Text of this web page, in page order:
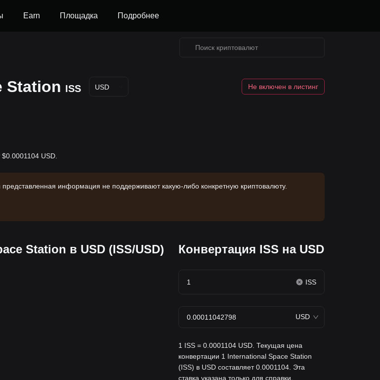
Earn Площадка Подробнее
Station ISS USD Не включен в листинг
USD.
информация не поддерживают какую-либо конкретную криптовалюту.
Station в USD (ISS/USD) Конвертация ISS на USD
ISS
USD
1 ISS = 0.0001104 USD. Текущая цена
конвертации 1 International Space Station
(ISS) в USD составляет 0.0001104. Эта
ставка указана только для справки.